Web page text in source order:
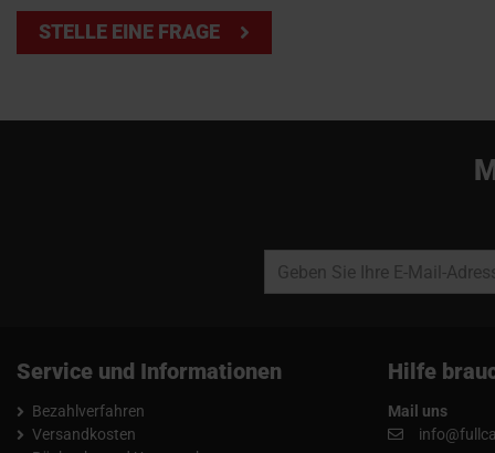
STELLE EINE FRAGE
Hilfe
Mail uns
Service und Informationen
Bezahlverfahren
Versandkosten